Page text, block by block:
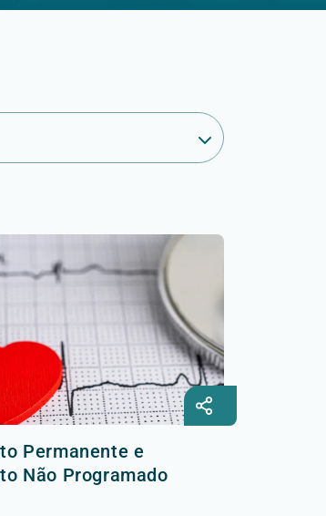
Permanente e
Não Programado